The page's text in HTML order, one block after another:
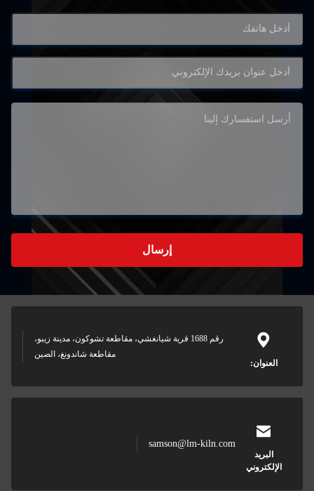
رقم 1688 قرية شيانغشي، مقاطعة تشوكون، مدينة زيبو،
مقاطعة شاندونغ، الصين
samson@lm-kiln.com